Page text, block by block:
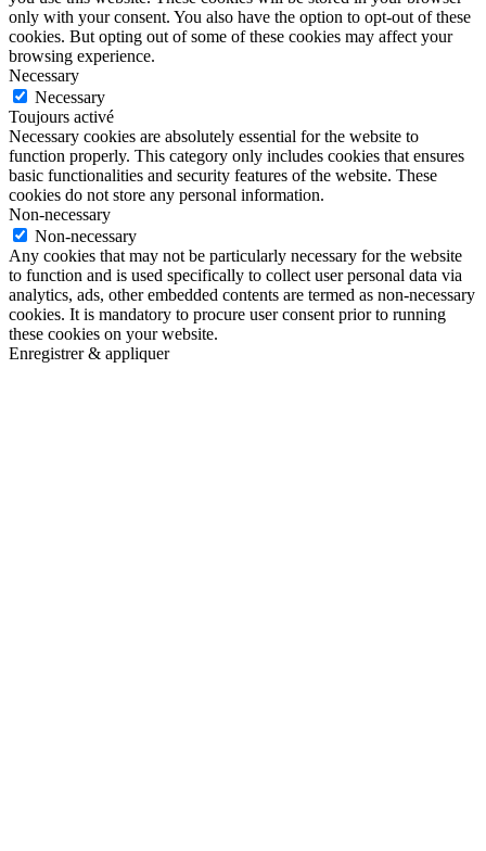
only with your consent. You also have the option to opt-out of these
cookies. But opting out of some of these cookies may affect your
browsing experience.
Necessary
Necessary
Toujours activé
Necessary cookies are absolutely essential for the website to
function properly. This category only includes cookies that ensures
basic functionalities and security features of the website. These
cookies do not store any personal information.
Non-necessary
Non-necessary
Any cookies that may not be particularly necessary for the website
to function and is used specifically to collect user personal data via
analytics, ads, other embedded contents are termed as non-necessary
cookies. It is mandatory to procure user consent prior to running
these cookies on your website.
Enregistrer & appliquer